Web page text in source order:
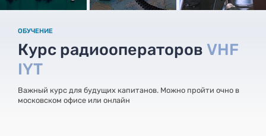
ОБУЧЕНИЕ
Курс радиооператоров VHF
IYT
Важный курс для будущих капитанов. Можно пройти очно в
московском офисе или онлайн